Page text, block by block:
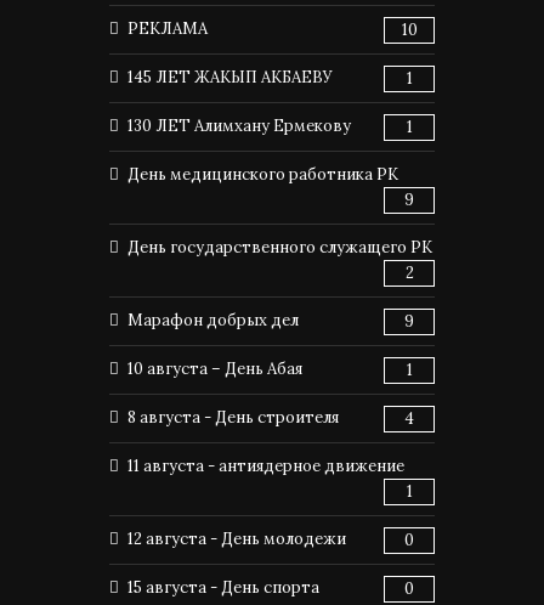
РЕКЛАМА 10
145 ЛЕТ ЖАКЫП АКБАЕВУ 1
130 ЛЕТ Алимхану Ермекову 1
День медицинского работника РК
9
День государственного служащего РК
2
Марафон добрых дел 9
10 августа – День Абая 1
8 августа - День строителя 4
11 августа - антиядерное движение
1
12 августа - День молодежи 0
15 августа - День спорта 0